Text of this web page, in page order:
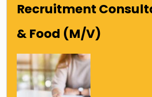
Recruitment
& Food (M/V)